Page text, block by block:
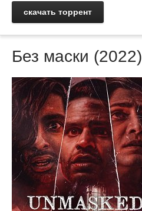
скачать торрент
Без маски (2022)